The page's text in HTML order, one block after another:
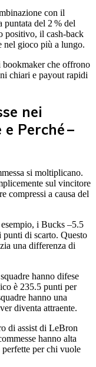
con il
del 2 % del
positivo, il cash‑back
nel gioco più a lungo.
che offrono
chiari e payout rapidi
nei
Perché –
si moltiplicano.
sul vincitore
compressi a causa del
i Bucks –5.5
punti di scarto. Questo
una differenza di
hanno difese
è 235.5 punti per
hanno una
diventa attraente.
di assist di LeBron
hanno alta
per chi vuole